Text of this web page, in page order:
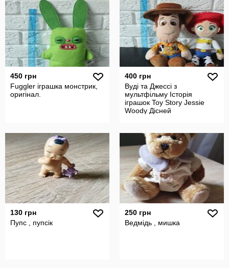
450 грн
Fuggler іграшка монстрик,
оригінал.
400 грн
Вуді та Джессі з
мультфільму Історія
іграшок Toy Story Jessie
Woody Дісней
130 грн
Пупс , пупсік
250 грн
Ведмідь , мишка